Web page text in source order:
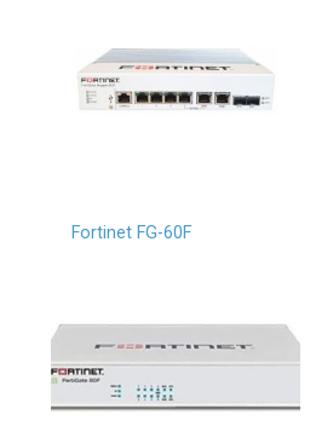
Fortinet FG-60F